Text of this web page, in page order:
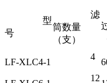
型
号
滤
筒数量
（支）
LF-XLC4-1
4
12